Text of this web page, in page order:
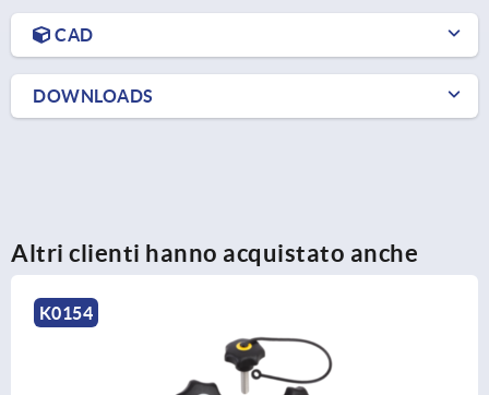
CAD
DOWNLOADS
Altri clienti hanno acquistato anche